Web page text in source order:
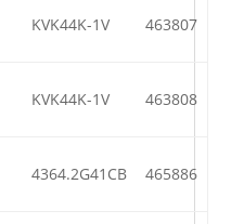
KVK44K-1V 463807
KVK44K-1V 463808
4364.2G41CB 465886